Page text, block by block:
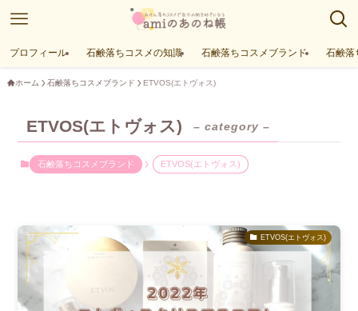
プロフィール 石鹸落ちコスメの知識 石鹸落ちコスメブランド 石鹸落
ホーム 石鹸落ちコスメブランド ETVOS(エトヴォス)
ETVOS(エトヴォス) – category –
石鹸落ちコスメブランド ETVOS(エトヴォス)
ETVOS(エトヴォス)